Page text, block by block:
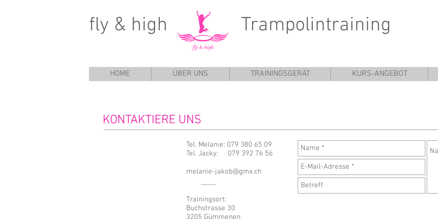
fly & high Trampolintraining
HOME ÜBER UNS TRAININGSGERÄT KURS-ANGEBOT
KONTAKTIERE UNS
Tel. Melanie: 079 380 65 09
Tel. Jacky: 079 392 76 56
melanie-jakob@gmx.ch
Trainingsort:
Buchstrasse 30
3205 Gümmenen